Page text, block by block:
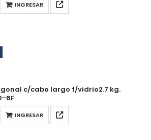
INGRESAR
c/cabo largo f/vidrio2.7 kg.
6F
INGRESAR